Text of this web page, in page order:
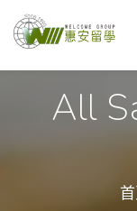
All